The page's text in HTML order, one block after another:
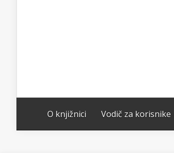
O knjižnici Vodič za korisnike